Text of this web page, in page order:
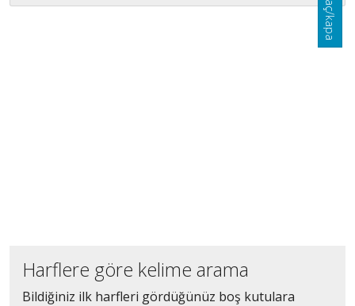
Harflere göre kelime arama
Bildiğiniz ilk harfleri gördüğünüz boş kutulara